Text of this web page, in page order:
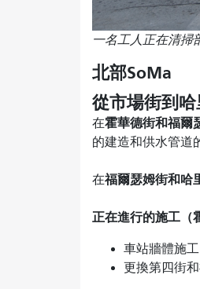
一名工人正在清掃
北部SoMa
從市場街到
在霍華德街和福爾
的建造和供水管道
在福爾瑟姆街和哈
正在進行的施工（
車站牆體施工
更換第四街